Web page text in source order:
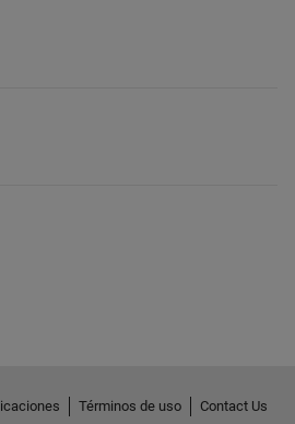
Términos de uso
Contact Us